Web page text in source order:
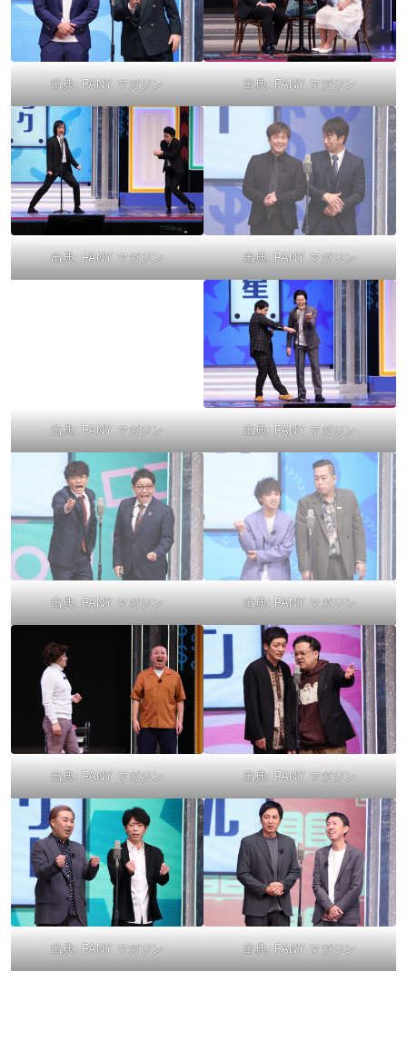
出典: FANY マガジン 出典: FANY マガジン
出典: FANY マガジン 出典: FANY マガジン
出典: FANY マガジン 出典: FANY マガジン
出典: FANY マガジン 出典: FANY マガジン
出典: FANY マガジン 出典: FANY マガジン
出典: FANY マガジン 出典: FANY マガジン